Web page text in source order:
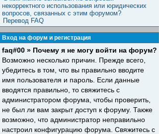
некорректного использования или юридических
вопросов, связанных с этим форумом?
Перевод FAQ
Вход на форум и регистрация
faq#00 » Почему я не могу войти на форум?
Возможно несколько причин. Прежде всего,
убедитесь в том, что вы правильно вводите
имя пользователя и пароль. Если данные
вводятся правильно, то свяжитесь с
администратором форума, чтобы проверить,
не был ли вам закрыт доступ к форуму. Также
возможно, что администратор неправильно
настроил конфигурацию форума. Свяжитесь с